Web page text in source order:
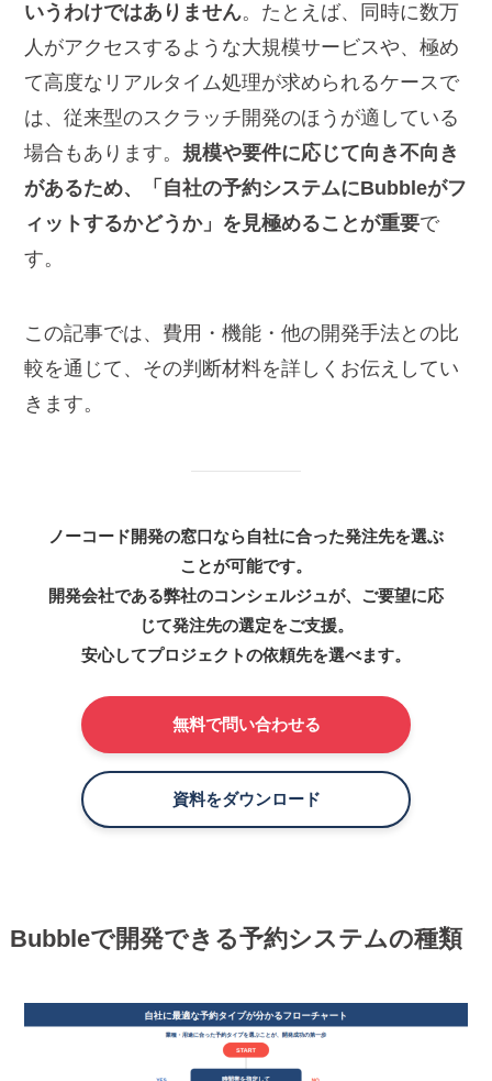
いうわけではありません。たとえば、同時に数万
人がアクセスするような大規模サービスや、極め
て高度なリアルタイム処理が求められるケースで
は、従来型のスクラッチ開発のほうが適している
場合もあります。 規模や要件に応じて向き不向き
があるため、「自社の予約システムにBubbleがフ
ィットするかどうか」を見極めることが重要で
す。
この記事では、費用・機能・他の開発手法との比
較を通じて、その判断材料を詳しくお伝えしてい
きます。
ノーコード開発の窓口なら自社に合った発注先を選ぶ
ことが可能です。
開発会社である弊社のコンシェルジュが、ご要望に応
じて発注先の選定をご支援。
安心してプロジェクトの依頼先を選べます。
無料で問い合わせる
資料をダウンロード
Bubbleで開発できる予約システムの種類